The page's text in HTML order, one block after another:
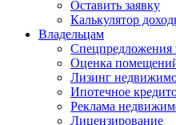
Оставить заявку
Калькулятор
Владельцам
Спецпредложения
Оценка
Лизинг
Ипотечное
Реклама
Лицензирование